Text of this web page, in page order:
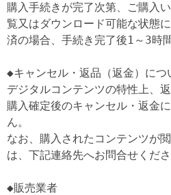
購入手続きが完了次第、ご購入
覧又はダウンロード可能な状態
済の場合、手続き完了後1～3時
◆キャンセル・返品（返金）につ
デジタルコンテンツの特性上、
購入確定後のキャンセル・返金
ん。
なお、購入されたコンテンツが
は、下記連絡先へお問合せくださ
◆販売業者